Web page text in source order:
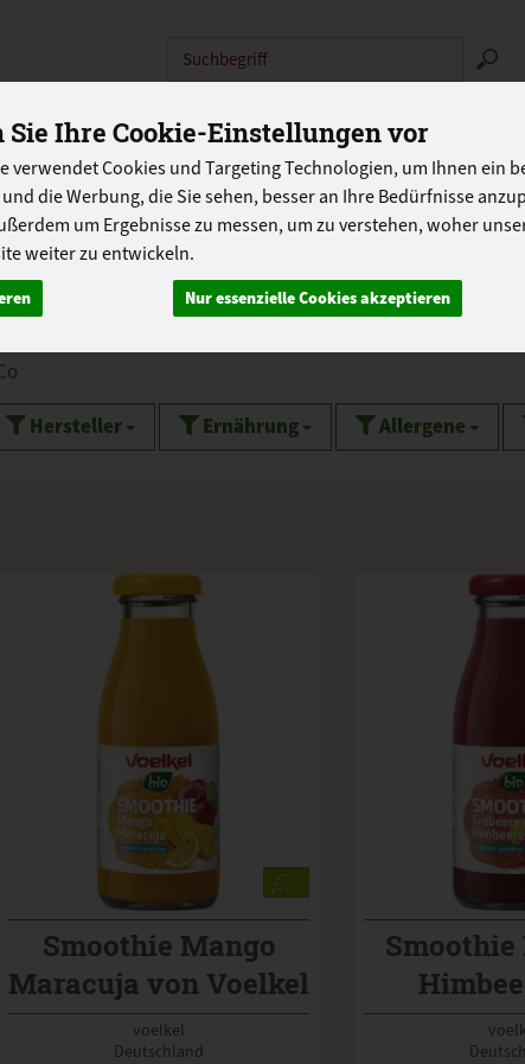
Sie Ihre Cookie-Einstellungen vor
verwendet Cookies und Targeting Technologien, um Ihnen ein
die Werbung, die Sie sehen, besser an Ihre Bedürfnisse
um Ergebnisse zu messen, um zu verstehen, woher
weiter zu entwickeln.
Nur essenzielle Cookies akzeptieren
Produkt
ABOKISTEN SO GEHT'S ÜBER UNS
Smoothie & Co
Hersteller
Ernährung Allergene
Smoothie Mango
Maracuja von Voelkel
voelkel
Deutschland
Smoothie